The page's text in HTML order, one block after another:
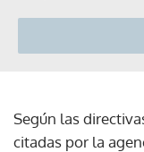
Según las
citadas por la